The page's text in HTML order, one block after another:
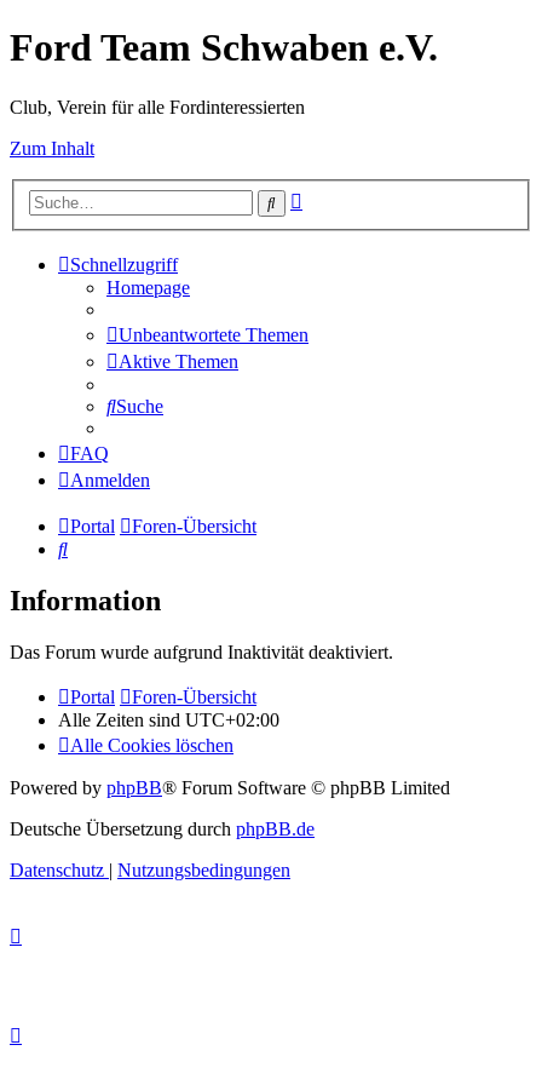
Ford Team Schwaben e.V.
Club, Verein für alle Fordinteressierten
Zum Inhalt
Suche
Schnellzugriff
Homepage
Unbeantwortete Themen
Aktive Themen
Suche
FAQ
Anmelden
Portal
Foren-Übersicht
Suche
Information
Das Forum wurde aufgrund Inaktivität deaktiviert.
Portal
Foren-Übersicht
Alle Zeiten sind UTC+02:00
Alle Cookies löschen
Powered by phpBB® Forum Software © phpBB Limited
Deutsche Übersetzung durch phpBB.de
Datenschutz | Nutzungsbedingungen